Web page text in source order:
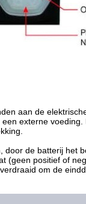
aan de
externe
de batterij het
(geen positief of
om de